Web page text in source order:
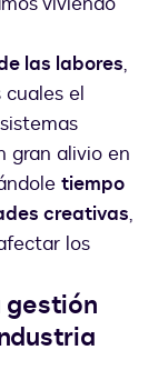
las labores,
cuales el
gran alivio en
tiempo
creativas,
los
gestión